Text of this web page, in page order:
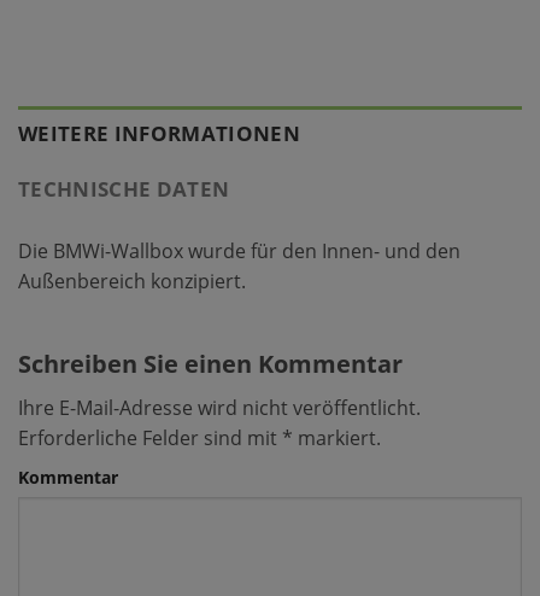
WEITERE INFORMATIONEN
TECHNISCHE DATEN
Die BMWi-Wallbox wurde für den Innen- und den
Außenbereich konzipiert.
Schreiben Sie einen Kommentar
Ihre E-Mail-Adresse wird nicht veröffentlicht.
Erforderliche Felder sind mit * markiert.
Kommentar